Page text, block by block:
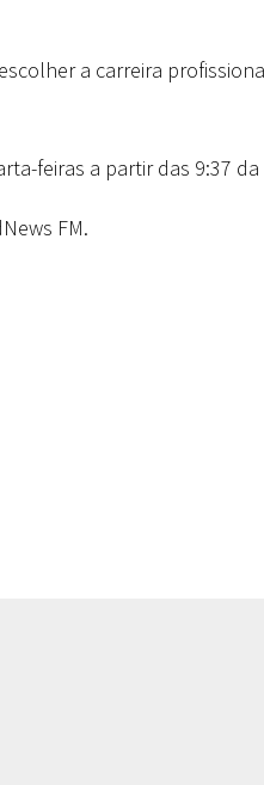
a carreira
feiras a partir das 9:37
FM.